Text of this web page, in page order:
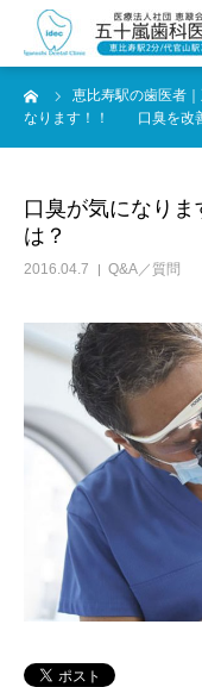
恵比寿駅の歯医者
なります！！ 口臭を改
口臭が気になり
は？
2016.04.7 Q&A／質問
Web予約
診療メニュー